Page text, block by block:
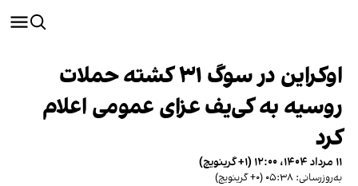
اوکراین در سوگ ۳۱ کشته حملات
روسیه به کی‌یف عزای عمومی اعلام
کرد
۱۱ مرداد ۱۴۰۴، ۱۲:۰۰ (‎+۱ گرینویچ)
به‌روزرسانی: ۰۵:۳۸ (‎+۰ گرینویچ)